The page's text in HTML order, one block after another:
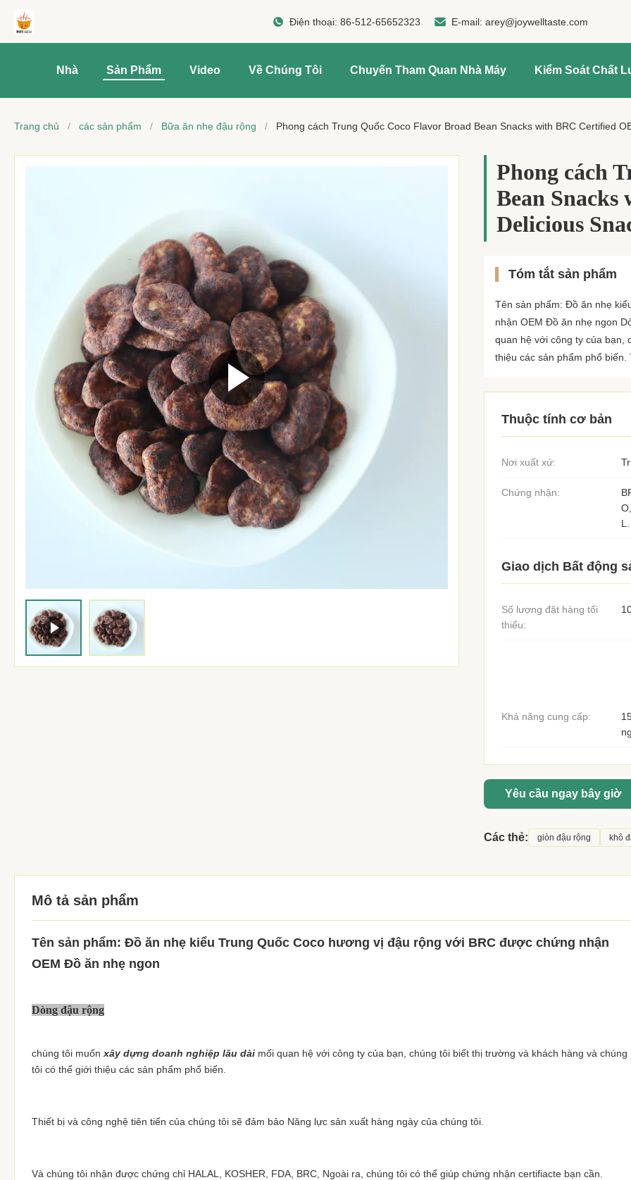
Điện thoại:86-512-65652323 E-mail:arey@joywelltaste.com
Nhà Sản Phẩm Video Về Chúng Tôi Chuyến Tham Quan Nhà Máy Kiểm Soát Chất
Trang chủ / các sản phẩm / Bữa ăn nhẹ đậu rộng / Phong cách Trung Quốc Coco Flavor Broad Bean Snacks with BRC Certified
Phong cách
Bean
Delicious
Tóm tắt sản phẩm
Tên sản phẩm: Đồ ăn nhẹ
nhận OEM Đồ ăn nhẹ ngon
quan hệ với công ty của bạn,
thiệu các sản phẩm phổ biến.
Thuộc tính cơ bản
Nơi xuất xứ:
Chứng nhận:
L.
Giao dịch Bất động
Số lượng đặt hàng tối
thiểu:
Khả năng cung cấp:
Yêu cầu ngay bây giờ
Các thẻ: giòn đậu rộng khô
Mô tả sản phẩm
Tên sản phẩm: Đồ ăn nhẹ kiểu Trung Quốc Coco hương vị đậu rộng với BRC được chứng nhận
OEM Đồ ăn nhẹ ngon
Dòng đậu rộng
chúng tôi muốn xây dựng doanh nghiệp lâu dài mối quan hệ với công ty của bạn, chúng tôi biết thị trường và khách hàng và chúng
tôi có thể giới thiệu các sản phẩm phổ biến.
Thiết bị và công nghệ tiên tiến của chúng tôi sẽ đảm bảo Năng lực sản xuất hàng ngày của chúng tôi.
Và chúng tôi nhận được chứng chỉ HALAL, KOSHER, FDA, BRC, Ngoài ra, chúng tôi có thể giúp chứng nhận certifiacte bạn cần.